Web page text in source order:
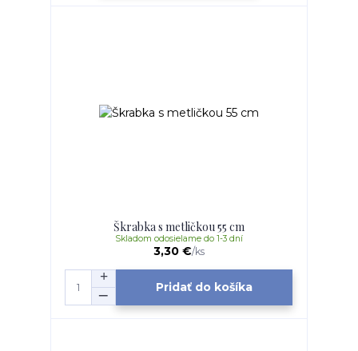
Škrabka s metličkou 55 cm
3,30 €/ks
Skladom odosielame do 1-3 dní
Pridať do košíka